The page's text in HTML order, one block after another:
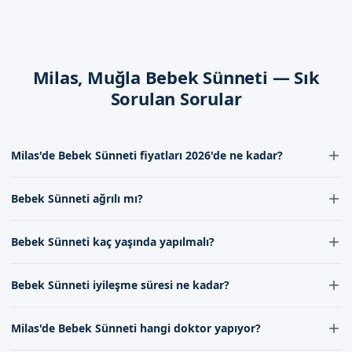
Dikkat Edilmesi Gerekenler
olarak, bebek sünneti sonrası dikkat edilmesi gerekenleri
Muğla Milas'de Sizi Bekliyoruz
Muğla Milas'da bebek sünneti hizmeti sunan Sünnetçim,
kazanmaktadır. Randevu formumuzdan bize ulaşabilirsiniz.
İletişim kanallarımızdan bilgi alabilirsiniz.
Milas, Muğla Bebek Sünneti — Sık
Sorulan Sorular
Milas'de Bebek Sünneti fiyatları 2026'de ne kadar?
experience ve kullanılan malzemelerin kalitesine göre
için iletişim formumuz aracılığıyla bize ulaşabilirsiniz.
Bebek Sünneti ağrılı mı?
işlemdir. Bebek Sünneti sırasında ve sonrasında ağrı oluşmaması
Bebek Sünneti kaç yaşında yapılmalı?
yapılmaktadır. Ancak bu süre doktorumuzun değerlendirmesine
bilgi almak için randevu formumuz aracılığıyla randevu
alabilirsiniz.
Bebek Sünneti iyileşme süresi ne kadar?
Bebek Sünneti之后 Necessary bakım ve hijyen koşullarına dikkat
Milas'de Bebek Sünneti hangi doktor yapıyor?